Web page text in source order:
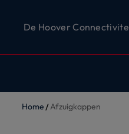
De Hoover
Home Afzuigkappen